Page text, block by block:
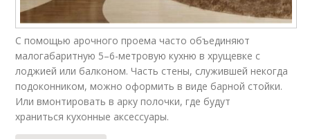
С помощью арочного проема часто объединяют
малогабаритную 5–6-метровую кухню в хрущевке с
лоджией или балконом. Часть стены, служившей некогда
подоконником, можно оформить в виде барной стойки.
Или вмонтировать в арку полочки, где будут
храниться кухонные аксессуары.